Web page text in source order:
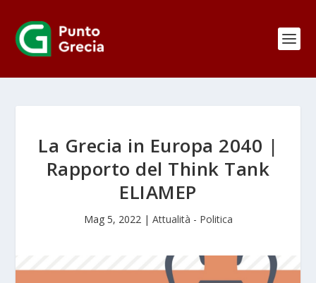
La Grecia in Europa 2040 |
Rapporto del Think Tank
ELIAMEP
Mag 5, 2022| Attualità - Politica